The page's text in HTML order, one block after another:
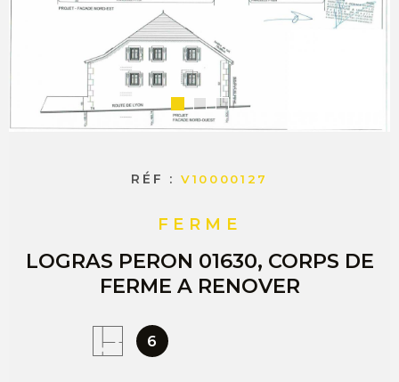
RÉF :V10000127
FERME
LOGRAS PERON 01630, CORPS DE
FERME A RENOVER
6